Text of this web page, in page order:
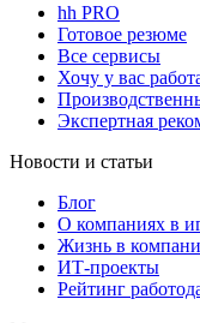
hh PRO
Готовое резюме
Все сервисы
Хочу у вас
Экспертная
Новости и статьи
Блог
О компаниях в
Жизнь в
ИТ-проекты
Рейтинг